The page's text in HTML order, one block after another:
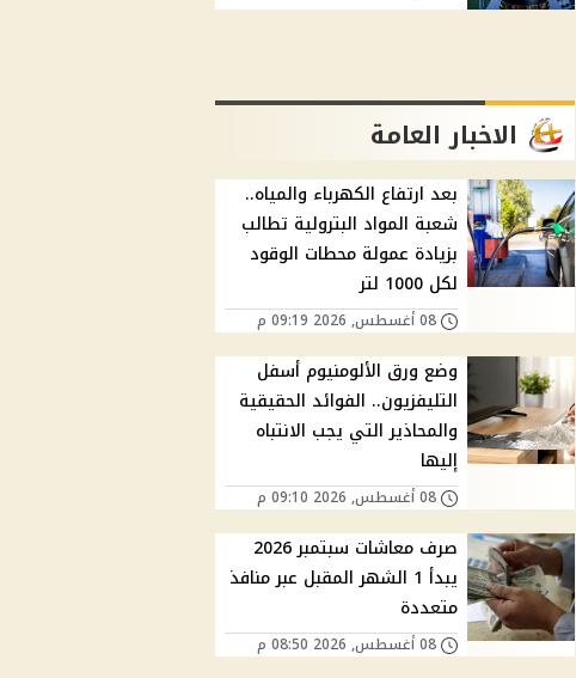
الاخبار العامة
بعد ارتفاع الكهرباء والمياه..
شعبة المواد البترولية تطالب
بزيادة عمولة محطات الوقود
لكل 1000 لتر
08 أغسطس, 2026 09:19 م
وضع ورق الألومنيوم أسفل
التليفزيون.. الفوائد الحقيقية
والمحاذير التي يجب الانتباه
إليها
08 أغسطس, 2026 09:10 م
صرف معاشات سبتمبر 2026
يبدأ 1 الشهر المقبل عبر منافذ
متعددة
08 أغسطس, 2026 08:50 م